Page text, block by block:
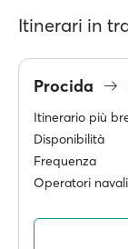
Itinerari in
Procida
Itinerario più
Disponibilità
Frequenza
Operatori navali